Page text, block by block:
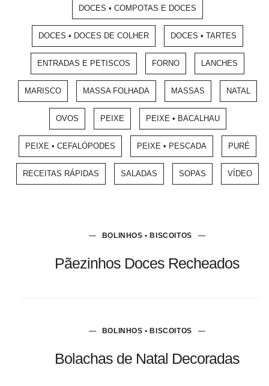
DOCES • COMPOTAS E DOCES
DOCES • DOCES DE COLHER DOCES • TARTES
ENTRADAS E PETISCOS FORNO LANCHES
MARISCO MASSA FOLHADA MASSAS NATAL
OVOS PEIXE PEIXE • BACALHAU
PEIXE • CEFALÓPODES PEIXE • PESCADA PURÉ
RECEITAS RÁPIDAS SALADAS SOPAS VÍDEO
BOLINHOS • BISCOITOS
Pãezinhos Doces Recheados
BOLINHOS • BISCOITOS
Bolachas de Natal Decoradas